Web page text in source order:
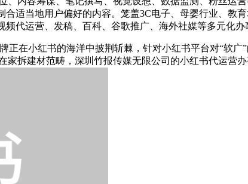
适当地用户偏好的内容。笼盖3C电子、母婴行业、教
代运营、发稿、百科、谷歌推广、海外社媒等多元化办
在小红书的海洋中披荆斩棘，针对小红书平台对“软广
拆建材范畴，深圳竹报传媒无限公司的小红书代运营办